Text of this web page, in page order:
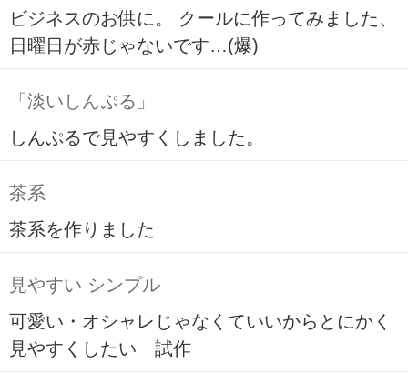
ビジネスのお供に。 クールに作ってみました、
日曜日が赤じゃないです…(爆)
「淡いしんぷる」
しんぷるで見やすくしました。
茶系
茶系を作りました
見やすい シンプル
可愛い・オシャレじゃなくていいからとにかく
見やすくしたい 試作